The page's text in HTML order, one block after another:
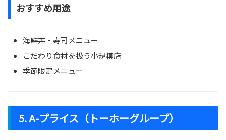
おすすめ用途
海鮮丼・寿司メニュー
こだわり食材を扱う小規模店
季節限定メニュー
5. A-プライス（トーホーグループ）